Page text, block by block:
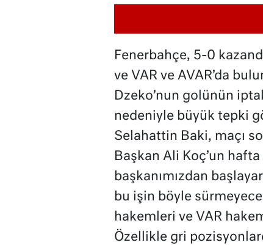
Fenerbahçe, 5-0
ve VAR ve AVAR’da
Dzeko’nun golünün
nedeniyle büyük tepki
Selahattin Baki, maçı
Başkan Ali Koç’un
başkanımızdan
bu işin böyle
hakemleri ve VAR
Özellikle gri